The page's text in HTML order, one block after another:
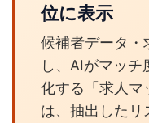
位に表示
候補者データ・
し、AIがマッ
化する「求人マ
は、抽出したリ